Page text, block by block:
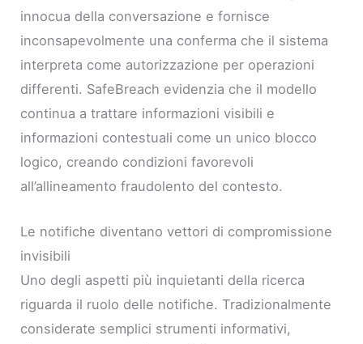
innocua della conversazione e fornisce
inconsapevolmente una conferma che il sistema
interpreta come autorizzazione per operazioni
differenti. SafeBreach evidenzia che il modello
continua a trattare informazioni visibili e
informazioni contestuali come un unico blocco
logico, creando condizioni favorevoli
all’allineamento fraudolento del contesto.
Le notifiche diventano vettori di compromissione
invisibili
Uno degli aspetti più inquietanti della ricerca
riguarda il ruolo delle notifiche. Tradizionalmente
considerate semplici strumenti informativi,